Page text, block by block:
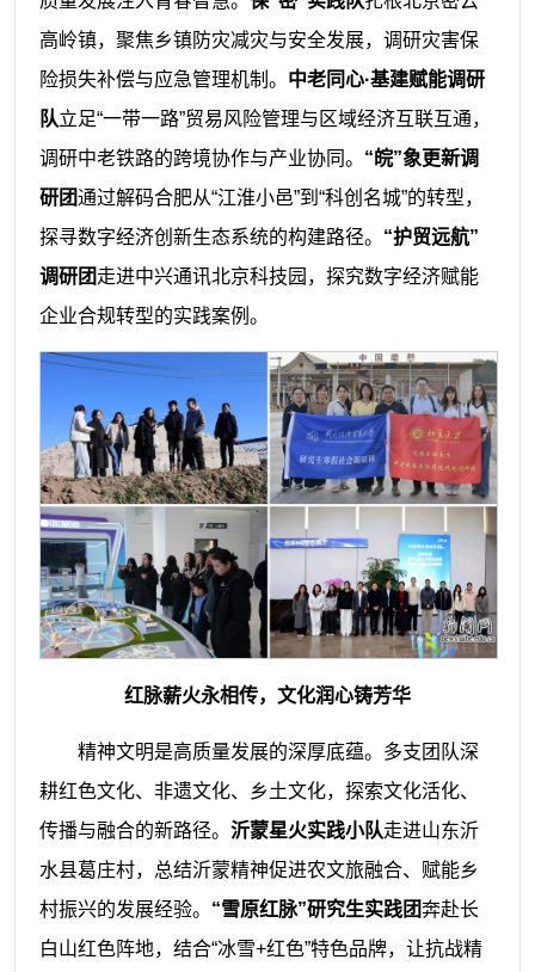
高岭镇，聚焦乡镇防灾减灾与安全发展，调研灾害保
险损失补偿与应急管理机制。 中老同心·基建赋能调研
队立足“一带一路”贸易风险管理与区域经济互联互通，
调研中老铁路的跨境协作与产业协同。 “皖”象更新调
研团通过解码合肥从“江淮小邑”到“科创名城”的转型，
探寻数字经济创新生态系统的构建路径。 “护贸远航”
调研团走进中兴通讯北京科技园，探究数字经济赋能
企业合规转型的实践案例。
红脉薪火永相传，文化润心铸芳华
精神文明是高质量发展的深厚底蕴。多支团队深
耕红色文化、非遗文化、乡土文化，探索文化活化、
传播与融合的新路径。 沂蒙星火实践小队走进山东沂
水县葛庄村，总结沂蒙精神促进农文旅融合、赋能乡
村振兴的发展经验。 “雪原红脉”研究生实践团奔赴长
白山红色阵地，结合“冰雪+红色”特色品牌，让抗战精